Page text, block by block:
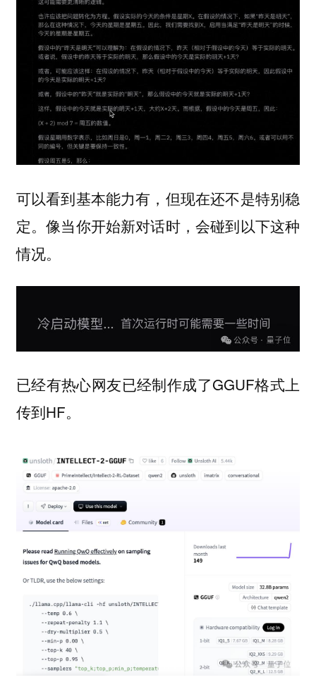
可以看到基本能力有，但现在还不是特别稳
定。像当你开始新对话时，会碰到以下这种
情况。
已经有热心网友已经制作成了GGUF格式上
传到HF。